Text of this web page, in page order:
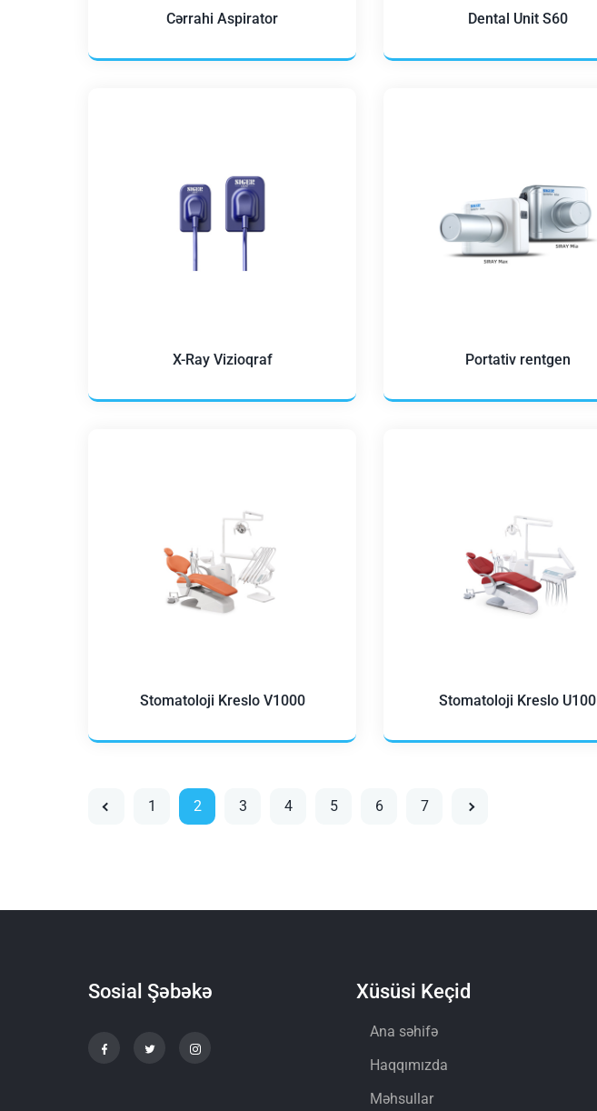
Cərrahi Aspirator Dental Unit S60
X-Ray Vizioqraf Portativ rentgen
Stomatoloji Kreslo V1000 Stomatoloji Kreslo U100
1 2 3 4 5 6 7
Sosial Şəbəkə Xüsüsi Keçid
Ana səhifə
Haqqımızda
Məhsullar